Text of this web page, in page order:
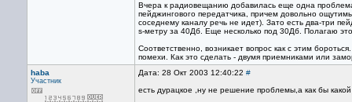
Вчера к радиовещанию добавилась еще одна
пейджингового передатчика, причем довольно
соседнему каналу речь не идет). Зато есть два-три
s-метру за 40Дб. Еще несколько под 30Дб. Полагаю
Соответственно, возникает вопрос как с этим
помехи. Как это сделать - двумя приемниками или
haba
Участник
Дата: 28 Окт 2003 12:40:22 #
есть дурацкое ,ну не решение проблемы,а как бы